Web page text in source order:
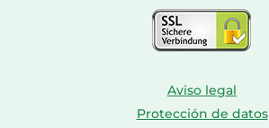
Aviso legal
Protección de datos